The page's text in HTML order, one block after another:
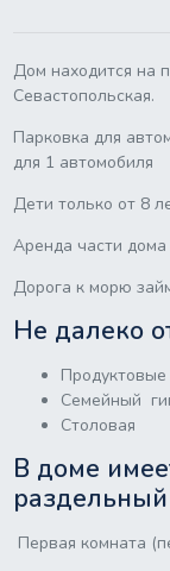
Дом находится на
Севастопольская.
Парковка для
для 1 автомобиля
Дети только от 8
Аренда части
Дорога к морю
Не далеко
Семейный
Столовая
В доме
раздельный
Первая комната